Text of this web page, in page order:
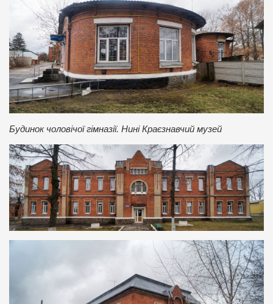
Будинок чоловічої гімназії. Нині Краєзнавчий музей